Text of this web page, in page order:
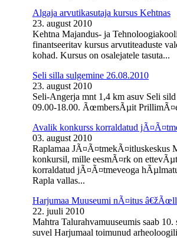
Algaja arvutikasutaja kursus Kehtnas
23. august 2010
Kehtna Majandus- ja
finantseeritav kursus arvutiteaduste
kohad. Kursus on osalejatele tasuta...
Seli silla sulgemine 26.08.2010
23. august 2010
Seli-Angerja mnt 1,4 km asuv Seli
09.00-18.00. ÃœmbersÃµit
Avalik konkurss korraldatud
03. august 2010
Raplamaa JÃ¤Ã¤tmekÃ¤itluskeskus
konkursil, mille eesmÃ¤rk on
korraldatud jÃ¤Ã¤tmeveoga
Rapla vallas...
Harjumaa Muuseumi nÃ¤itus
22. juuli 2010
Mahtra Talurahvamuuseumis saab
suvel Harjumaal toimunud